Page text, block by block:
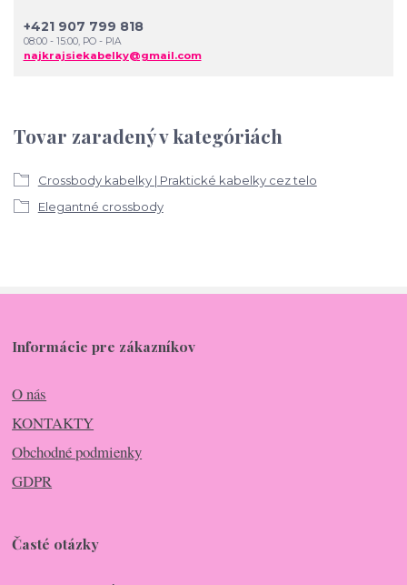
Tovar zaradený v kategóriách
Crossbody kabelky | Praktické kabelky cez telo
Elegantné crossbody
+421 907 799 818
08:00 - 15:00, PO - PIA
najkrajsiekabelky@gmail.com
Informácie pre zákazníkov
O nás
KONTAKTY
Obchodné podmienky
GDPR
Časté otázky